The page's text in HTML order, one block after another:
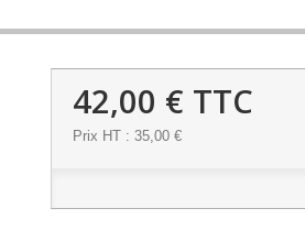
42,00 € TTC
Prix HT : 35,00 €